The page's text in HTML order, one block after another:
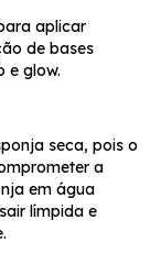
aplicar
de bases
e glow.
seca, pois o
a
em água
límpida e